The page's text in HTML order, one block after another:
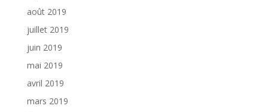
août 2019
juillet 2019
juin 2019
mai 2019
avril 2019
mars 2019